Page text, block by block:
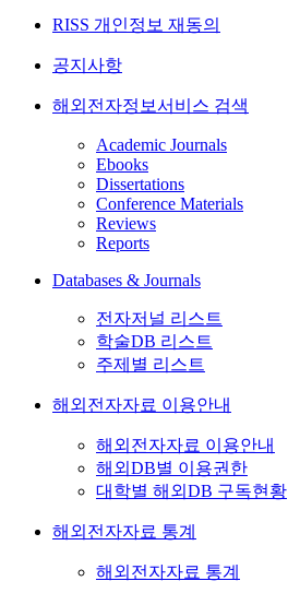
RISS 개인정보 재동의
공지사항
해외전자정보서비스 검색
Academic Journals
Ebooks
Dissertations
Conference Materials
Reviews
Reports
Databases & Journals
전자저널 리스트
학술DB 리스트
주제별 리스트
해외전자자료 이용안내
해외전자자료 이용안내
해외DB별 이용권한
대학별 해외DB 구독현황
해외전자자료 통계
해외전자자료 통계